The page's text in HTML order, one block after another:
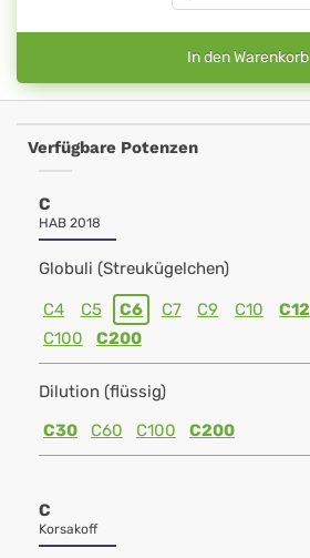
In den Warenkorb
Verfügbare Potenzen
C
HAB 2018
Globuli (Streukügelchen)
C4 C5 C6 C7 C9 C10 C12
C100
C200
Dilution (flüssig)
C30
C60 C100 C200
C
Korsakoff